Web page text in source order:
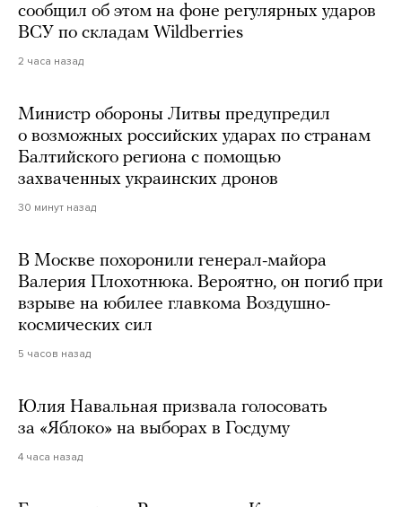
сообщил об этом на фоне регулярных ударов
ВСУ по складам Wildberries
2 часа назад
Министр обороны Литвы предупредил
о возможных российских ударах по странам
Балтийского региона с помощью
захваченных украинских дронов
30 минут назад
В Москве похоронили генерал-майора
Валерия Плохотнюка. Вероятно, он погиб при
взрыве на юбилее главкома Воздушно-
космических сил
5 часов назад
Юлия Навальная призвала голосовать
за «Яблоко» на выборах в Госдуму
4 часа назад